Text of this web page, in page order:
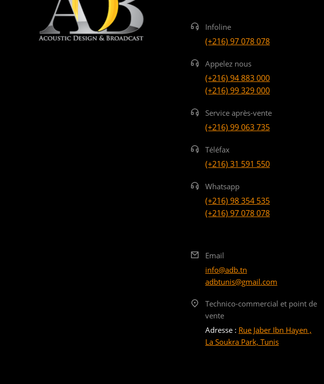
Infoline
(+216) 97 078 078
Appelez nous
(+216) 94 883 000
(+216) 99 329 000
Service après-vente
(+216) 99 063 735
Téléfax
(+216) 31 591 550
Whatsapp
(+216) 98 354 535
(+216) 97 078 078
Email
info@adb.tn
adbtunis@gmail.com
Technico-commercial et point de
vente
Adresse : Rue Jaber Ibn Hayen ,
La Soukra Park, Tunis